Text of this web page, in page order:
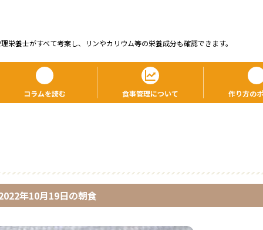
栄養⼠がすべて考案し、リンやカリウム等の栄養成分も確認できます。
コラムを読む 食事管理について 作り方の
年10月19日の朝食